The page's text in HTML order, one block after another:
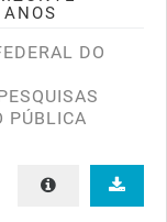
DO
PÚBLICA